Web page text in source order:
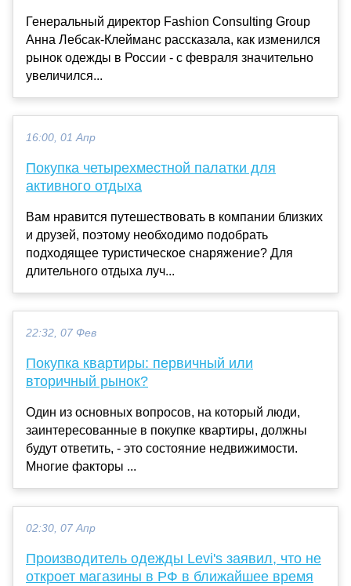
Генеральный директор Fashion Consulting Group
Анна Лебсак-Клейманс рассказала, как изменился
рынок одежды в России - с февраля значительно
увеличился...
16:00, 01 Апр
Покупка четырехместной палатки для
активного отдыха
Вам нравится путешествовать в компании близких
и друзей, поэтому необходимо подобрать
подходящее туристическое снаряжение? Для
длительного отдыха луч...
22:32, 07 Фев
Покупка квартиры: первичный или
вторичный рынок?
Один из основных вопросов, на который люди,
заинтересованные в покупке квартиры, должны
будут ответить, - это состояние недвижимости.
Многие факторы ...
02:30, 07 Апр
Производитель одежды Levi's заявил, что не
откроет магазины в РФ в ближайшее время